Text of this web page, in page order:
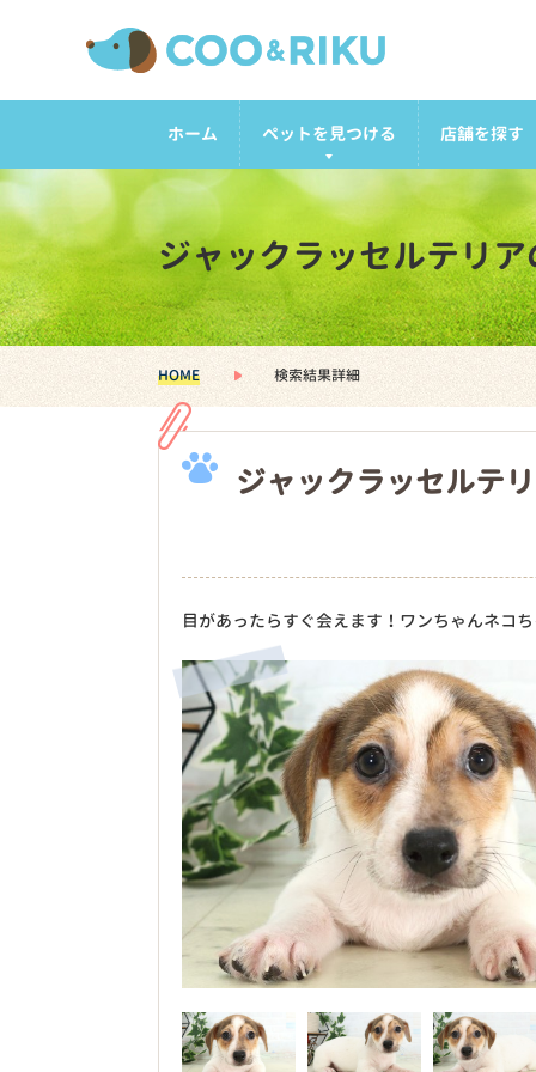
ホーム ペットを見つける 店舗を探す
ジャックラッセルテリ
HOME 検索結果詳細
ジャックラッセルテ
目があったらすぐ会えます！ワンちゃんネコ